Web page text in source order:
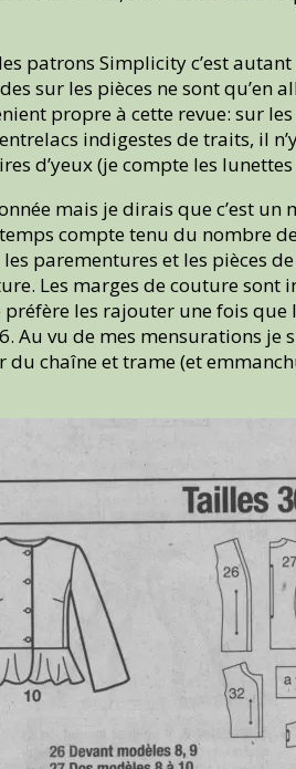
patrons Simplicity c’est
sur les pièces ne sont
propre à cette revue: sur
indigestes de traits, il
d’yeux (je compte les
mais je dirais que c’est
compte tenu du nombre
parementures et les pièces
Les marges de couture sont
les rajouter une fois que
Au vu de mes mensurations je
chaîne et trame (et